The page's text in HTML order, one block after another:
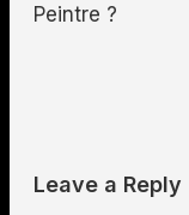
Peintre ?
Leave a Reply